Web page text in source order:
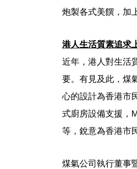
炮製各式美饌，加
港人生活質素追求
近年，港人對生活
要。有見及此，煤
心的設計為香港市
式廚房設備支援，
等，銳意為香港市
煤氣公司執行董事